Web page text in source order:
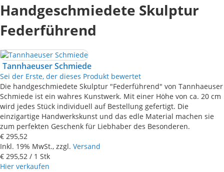
Handgeschmiedete Skulptur
Federführend
Tannhaeuser Schmiede
Sei der Erste, der dieses Produkt bewertet
Die handgeschmiedete Skulptur "Federführend" von Tannhaeuser
Schmiede ist ein wahres Kunstwerk. Mit einer Höhe von ca. 20 cm
wird jedes Stück individuell auf Bestellung gefertigt. Die
einzigartige Handwerkskunst und das edle Material machen sie
zum perfekten Geschenk für Liebhaber des Besonderen.
€ 295,52
Inkl. 19% MwSt., zzgl. Versand
€ 295,52 / 1 Stk
Hier verkaufen